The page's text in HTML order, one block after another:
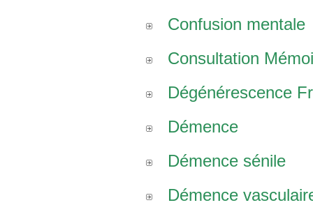
Confusion mentale
Consultation
Dégénérescence
Démence
Démence sénile
Démence